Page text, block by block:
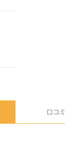
口コミ